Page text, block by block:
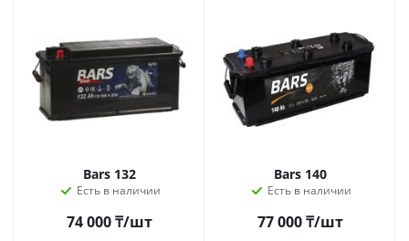
Bars 132
Есть в наличии
74 000₸/шт
Bars 140
Есть в наличии
77 000₸/шт